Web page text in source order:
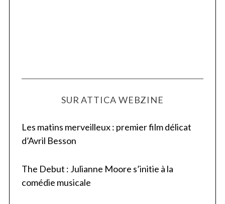
SUR ATTICA WEBZINE
Les matins merveilleux : premier film délicat
d’Avril Besson
The Debut : Julianne Moore s’initie à la
comédie musicale